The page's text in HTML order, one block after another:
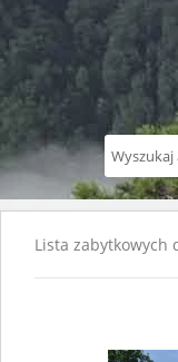
Lista zabytkowych